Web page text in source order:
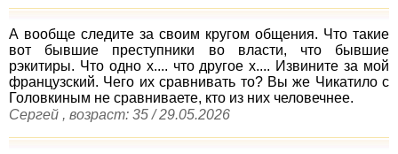
А вообще следите за своим кругом общения. Что такие
вот бывшие преступники во власти, что бывшие
рэкитиры. Что одно х.... что другое х.... Извините за мой
французский. Чего их сравнивать то? Вы же Чикатило с
Головкиным не сравниваете, кто из них человечнее.
Сергей , возраст: 35 / 29.05.2026